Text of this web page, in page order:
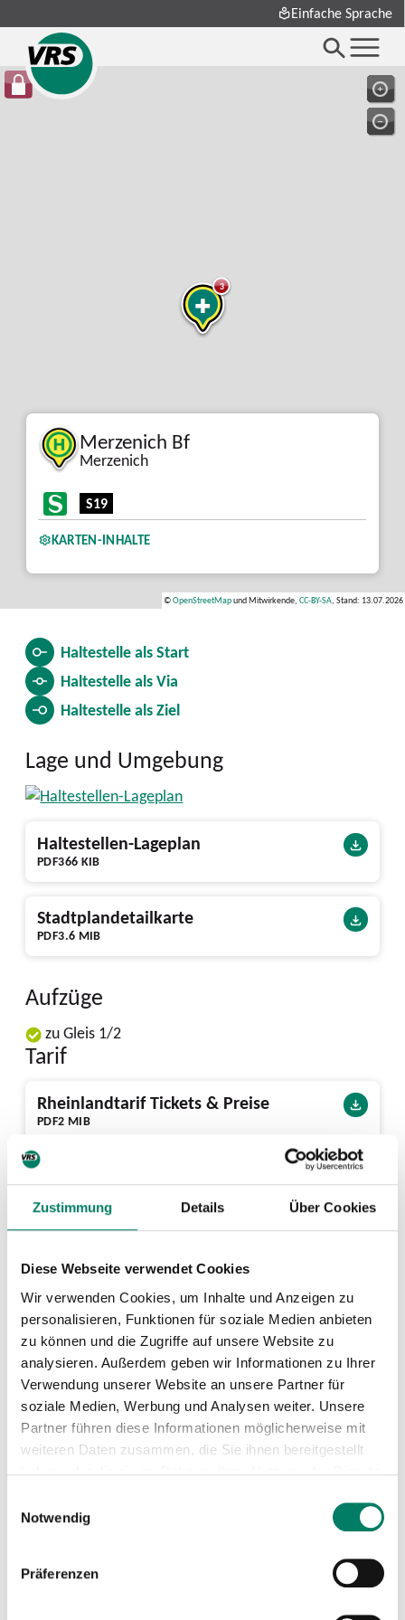
Zustimmung Details Über Cookies
Diese Webseite verwendet Cookies
Wir verwenden Cookies, um Inhalte und Anzeigen zu
personalisieren, Funktionen für soziale Medien anbieten
zu können und die Zugriffe auf unsere Website zu
analysieren. Außerdem geben wir Informationen zu Ihrer
Verwendung unserer Website an unsere Partner für
soziale Medien, Werbung und Analysen weiter. Unsere
Partner führen diese Informationen möglicherweise mit
weiteren Daten zusammen, die Sie ihnen bereitgestellt
Notwendig
Präferenzen
Einfache Sprache
Merzenich Bf
Merzenich
S19
KARTEN-INHALTE
3
©OpenStreetMapund Mitwirkende, CC-BY-SA, Stand: 13.07.2026
Haltestelle alsStart
Haltestelle alsVia
Haltestelle alsZiel
Lage und Umgebung
PDF366 KIB
Haltestellen-Lageplan
PDF3.6 MIB
Stadtplandetailkarte
Aufzüge
zu Gleis 1/2
Tarif
PDF2 MIB
Rheinlandtarif Tickets & Preise
Ausstattung
46 Bike+Ride-Plätze vorhanden
Nächste Abfahrten ab Merzenich Bf